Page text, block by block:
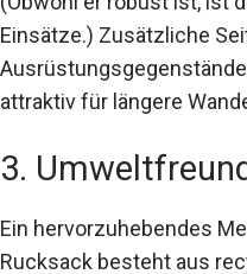
(Obwohl er robust ist, ist
Einsätze.) Zusätzliche
Ein hervorzuhebendes